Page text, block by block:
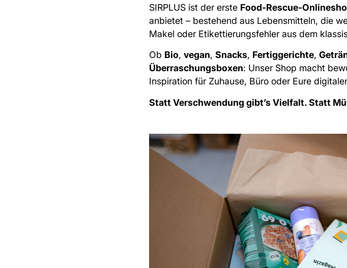
SIRPLUSist der erste Food-Rescue-
anbietet – bestehend aus Lebensmitteln, die
Makel oder Etikettierungsfehler aus dem
Ob Bio, vegan, Snacks, Fertiggerichte,
Überraschungsboxen: Unser Shop macht
Inspiration für Zuhause, Büro oder Eure
Statt Verschwendung gibt’s Vielfalt. Statt